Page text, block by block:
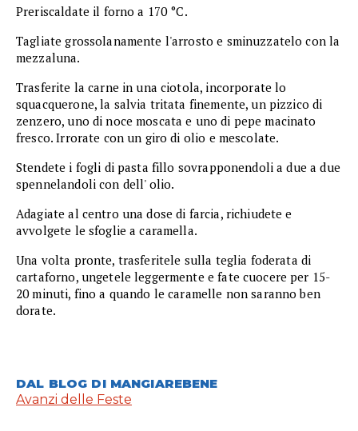
Preriscaldate il forno a 170 °C.
Tagliate grossolanamente l'arrosto e sminuzzatelo con la
mezzaluna.
Trasferite la carne in una ciotola, incorporate lo
squacquerone, la salvia tritata finemente, un pizzico di
zenzero, uno di noce moscata e uno di pepe macinato
fresco. Irrorate con un giro di olio e mescolate.
Stendete i fogli di pasta fillo sovrapponendoli a due a due
spennelandoli con dell' olio.
Adagiate al centro una dose di farcia, richiudete e
avvolgete le sfoglie a caramella.
Una volta pronte, trasferitele sulla teglia foderata di
cartaforno, ungetele leggermente e fate cuocere per 15-
20 minuti, fino a quando le caramelle non saranno ben
dorate.
DAL BLOG DI MANGIAREBENE
Avanzi delle Feste